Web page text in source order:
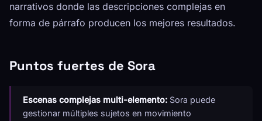
narrativos donde las descripciones complejas en
forma de párrafo producen los mejores resultados.
Puntos fuertes de Sora
Escenas complejas multi-elemento: Sora puede
gestionar múltiples sujetos en movimiento